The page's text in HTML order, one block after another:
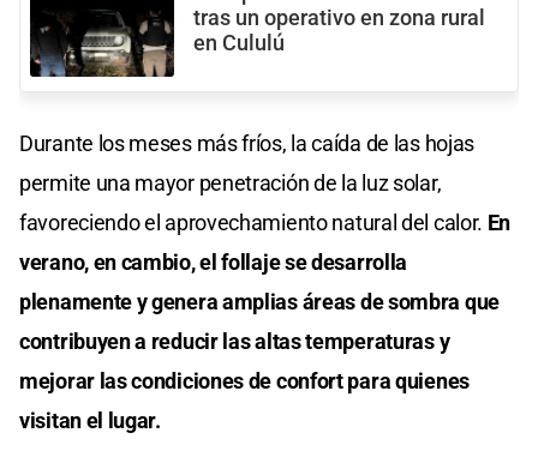
tras un operativo en zona rural
en Cululú
Durante los meses más fríos, la caída de las hojas
permite una mayor penetración de la luz solar,
favoreciendo el aprovechamiento natural del calor. En
verano, en cambio, el follaje se desarrolla
plenamente y genera amplias áreas de sombra que
contribuyen a reducir las altas temperaturas y
mejorar las condiciones de confort para quienes
visitan el lugar.